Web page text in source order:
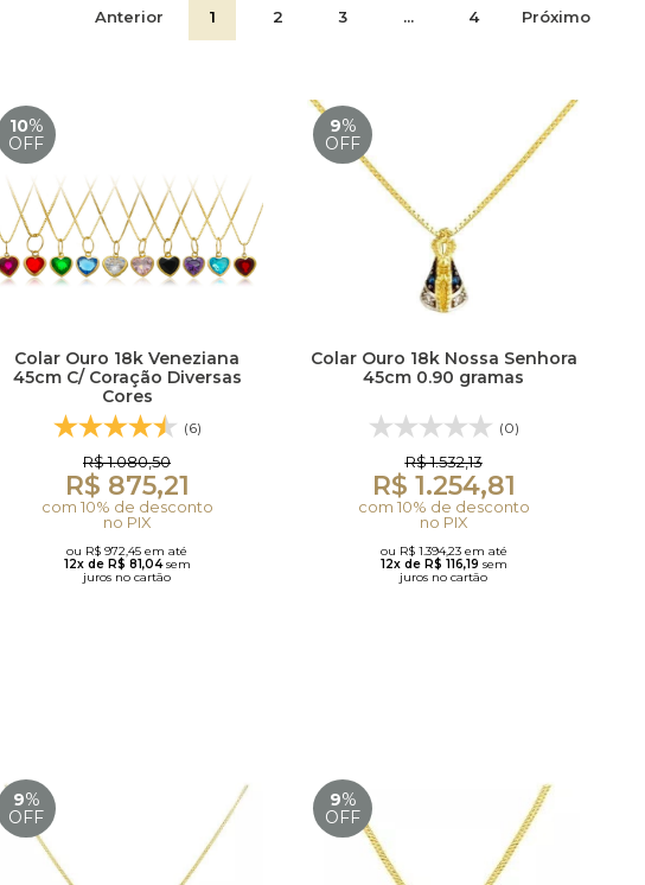
Anterior 1 2 3 ... 4 Próximo
10%
OFF
Colar Ouro 18k Veneziana
45cm C/ Coração Diversas
Cores
(6)
R$ 1.080,50
R$ 875,21
com 10% de desconto
no PIX
ou R$ 972,45 em até
12x de R$ 81,04sem
juros no cartão
9%
OFF
Colar Ouro 18k Nossa Senhora
45cm 0.90 gramas
(0)
R$ 1.532,13
R$ 1.254,81
com 10% de desconto
no PIX
ou R$ 1.394,23 em até
12x de R$ 116,19 sem
juros no cartão
9%
OFF
9%
OFF